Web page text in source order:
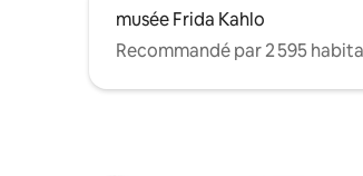
musée Frida Kahlo
Recommandé par 2 595